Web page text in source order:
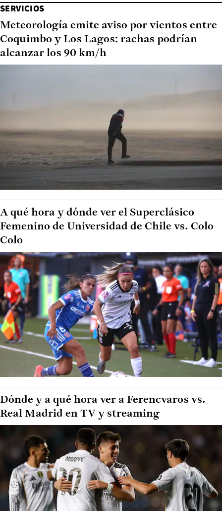
SERVICIOS
Meteorología emite aviso por vientos entre
Coquimbo y Los Lagos: rachas podrían
alcanzar los 90 km/h
A qué hora y dónde ver el Superclásico
Femenino de Universidad de Chile vs. Colo
Colo
Dónde y a qué hora ver a Ferencvaros vs.
Real Madrid en TV y streaming